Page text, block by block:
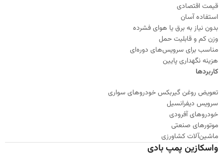
قیمت اقتصادی
استفاده آسان
بدون نیاز به برق یا هوای فشرده
وزن کم و قابلیت حمل
مناسب برای سرویس‌های دوره‌ای
هزینه نگهداری پایین
کاربردها
تعویض روغن گیربکس خودروهای سواری
سرویس دیفرانسیل
خودروهای آفرودی
موتورهای صنعتی
ماشین‌آلات کشاورزی
واسکازین پمپ بادی